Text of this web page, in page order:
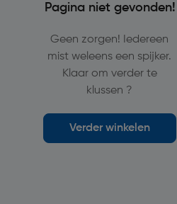
Pagina niet gevonden!
Geen zorgen! Iedereen
mist weleens een spijker.
Klaar om verder te
klussen ?
Verder winkelen